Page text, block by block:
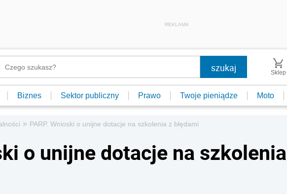
REKLAMA
Sklep
Biznes Sektor publiczny Prawo Twoje pieniądze Moto
» PARP. Wnioski o unijne dotacje na szkolenia z błędami
o unijne dotacje na szkolenia